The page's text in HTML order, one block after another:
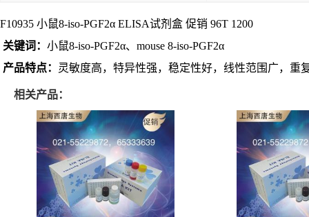
F10935 小鼠8-iso-PGF2α ELISA试剂盒 促销 96T 1200
关键词： 小鼠8-iso-PGF2α、mouse 8-iso-PGF2α
产品特点： 灵敏度高，特异性强，稳定性好，线性范围广，重
相关产品：